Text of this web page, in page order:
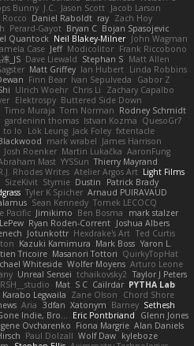
Bunny J.C. Jason Scott Jacob Larson
Daniel Raboldt ray Zach Hoy
Perard-Gayot Bryan C Bojan Spasojevic
Quantock Neil Blakey-Milner John Wagman
Case Jeff Modicolitor Frank Riccobono
_JS Dave Liewald Stephan S Matt Allen
Matt Griffey Ian Hubert Linda Robbins
Finn Bear Ivan Sepulveda
Gabor Z
Ulrich Woehr Chris Li
Zachary Capalbo
Elektrospy Buttered Side Down
Timo Muraja Tom Norman Rodney Schmidt
gardeninn thomas Istvan Kozma QuesoGr7
to lo Lök Leung Jack Foley fxtentacle
mark wrabel James Harrison
Josh Roenker Martin Lukačka AaronFung
Mast YYSSun Thierry Mayrand
Rhodes Writes Atelier Argos Art Light Films
SizeKivit Stymie Dustin
Patrick Brady
Tyler K Spicher Arnaud PUIRAVAUD
Sean Kennedy Tomek LECOCQ
Pacific Jimikimo Ben Bosma
mark stalzer
LePew Ryan Roden-Corrent Joshua Albers
Jotunkottr Hexdrake's Art Ted Curtis
Kazuki Kamimura Mark Boss Yaron L.
Tricoire Masanori Tottori QuirkyTopHat
Whiteside Wolfer Moyens Arturo Leone
Unreal Sensei tchaikovsky2 Taylor J Peters
RSH__studio Mat S C Cailrdar PYTHA Lab
Karabo Legwaila Zane Olson
Chord Shore
Aria 3dfan Xatonym Barney Sethesh
Indie, Bro... Eric Pontbriand
Glenn Jones
Ovcharenko Fiona Margrie Alan Daniels
Paul Dolzall Wolf Daw kyleboze